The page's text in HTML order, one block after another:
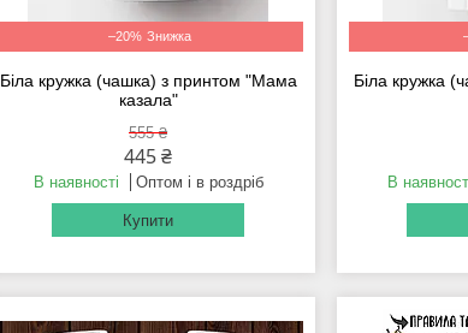
–20%
Біла кружка (чашка) з принтом "Мама
казала"
555 ₴
445 ₴
В наявності Оптом і в роздріб
Купити
Біла кружка
В